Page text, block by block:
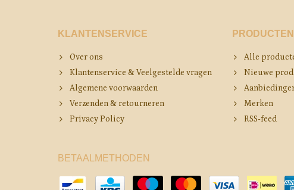
KLANTENSERVICE
Over ons
Klantenservice & Veelgestelde vragen
Algemene voorwaarden
Verzenden & retourneren
Privacy Policy
PRODUCTEN
Alle
Nieuwe
Merken
RSS-feed
BETAALMETHODEN